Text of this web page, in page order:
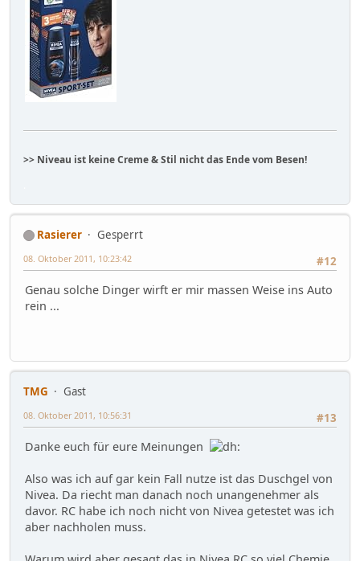
>> Niveau ist keine Creme & Stil nicht das Ende vom Besen!
Rasierer
Gesperrt
#12
08. Oktober 2011, 10:23:42
Genau solche Dinger wirft er mir massen Weise ins Auto
rein ...
TMG
Gast
#13
08. Oktober 2011, 10:56:31
Danke euch für eure Meinungen
Also was ich auf gar kein Fall nutze ist das Duschgel von
Nivea. Da riecht man danach noch unangenehmer als
davor. RC habe ich noch nicht von Nivea getestet was ich
aber nachholen muss.